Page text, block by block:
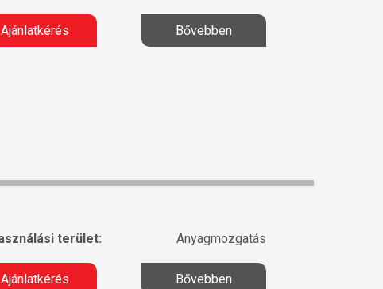
Ajánlatkérés Bővebben
terület: Anyagmozgatás
Ajánlatkérés Bővebben